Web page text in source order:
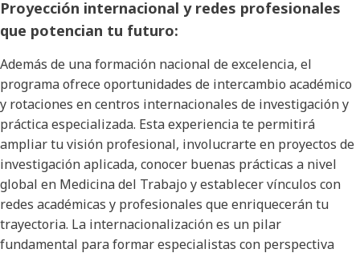
Proyección internacional y redes profesionales
que potencian tu futuro:
Además de una formación nacional de excelencia, el
programa ofrece oportunidades de intercambio académico
y rotaciones en centros internacionales de investigación y
práctica especializada. Esta experiencia te permitirá
ampliar tu visión profesional, involucrarte en proyectos de
investigación aplicada, conocer buenas prácticas a nivel
global en Medicina del Trabajo y establecer vínculos con
redes académicas y profesionales que enriquecerán tu
trayectoria. La internacionalización es un pilar
fundamental para formar especialistas con perspectiva